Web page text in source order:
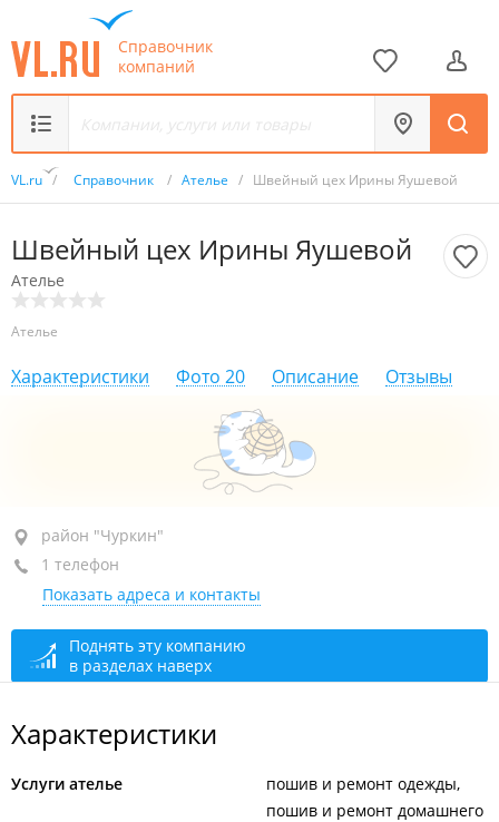
Справочник
компаний
VL.ru / Справочник / Ателье / Швейный цех Ирины Яушевой
Швейный цех Ирины Яушевой
Ателье
Ателье
Характеристики Фото 20 Описание Отзывы
район "Чуркин", ул. Калинина, 45А
+7 914 661-70-41
сегодня закрыто
район "Чуркин"
1 телефон
Показать адреса и контакты
Поднять эту компанию
в разделах наверх
Характеристики
Услуги ателье
пошив и ремонт одежды
пошив и ремонт домашнего